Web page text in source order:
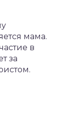
мама.
в
за